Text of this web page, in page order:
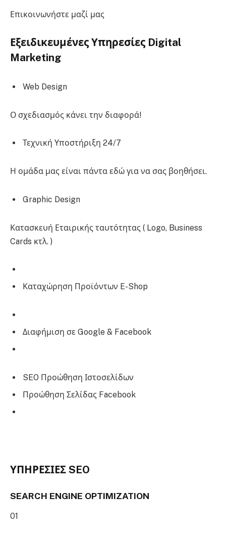
Επικοινωνήστε μαζί μας
Εξειδικευμένες Υπηρεσίες Digital
Marketing
Web Design
Ο σχεδιασμός κάνει την διαφορά!
Τεχνική Υποστήριξη 24/7
Η ομάδα μας είναι πάντα εδώ για να σας βοηθήσει.
Graphic Design
Κατασκευή Εταιρικής ταυτότητας ( Logo, Business
Cards κτλ. )
Καταχώρηση Προϊόντων E-Shop
Διαφήμιση σε Google & Facebook
SEO Προώθηση Ιστοσελίδων
Προώθηση Σελίδας Facebook
ΥΠΗΡΕΣΙΕΣ SEO
SEARCH ENGINE OPTIMIZATION
01